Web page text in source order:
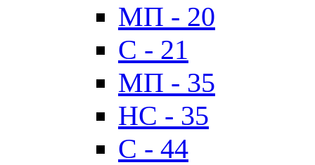
МП - 20
C - 21
МП - 35
HC - 35
C - 44